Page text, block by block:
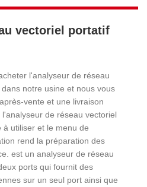
vectoriel portatif
l'analyseur de réseau
notre usine et nous vous
vente et une livraison
de réseau vectoriel
à utiliser et le menu de
rend la préparation des
est un analyseur de réseau
ports qui fournit des
sur un seul port ainsi que